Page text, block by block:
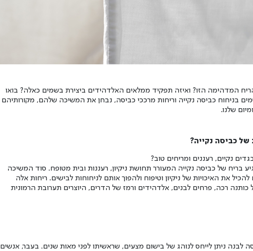
המדהימה הזו? ואיזה תפקיד ממלאים האלדהידים ביצירת בשמים כאלה? בואו
בניחוח כביסה נקייה וריחות מרככי כביסה, נבחן את המשיכה שלהם, מקורותיהם
שלנו.
של כביסה נקייה?
נקיים, רעננים ומריחים טוב?
בריח של כביסה נקייה המעורר תחושת ניקיון, רעננות ובית מטופח. סוד המשיכה
את האיכויות של ניקיון וטיפוח ולהפוך אותם לניחוחות לבישים. ריחות אלה
כותנה רכה, פרחים לבנים, אלדהידים ורמז של הדרים, היוצרים תערובת הרמונית
לבנה ניתן לייחס לנוהג של בישום מצעים, שראשיתו לפני מאות שנים. בעבר, אנשים